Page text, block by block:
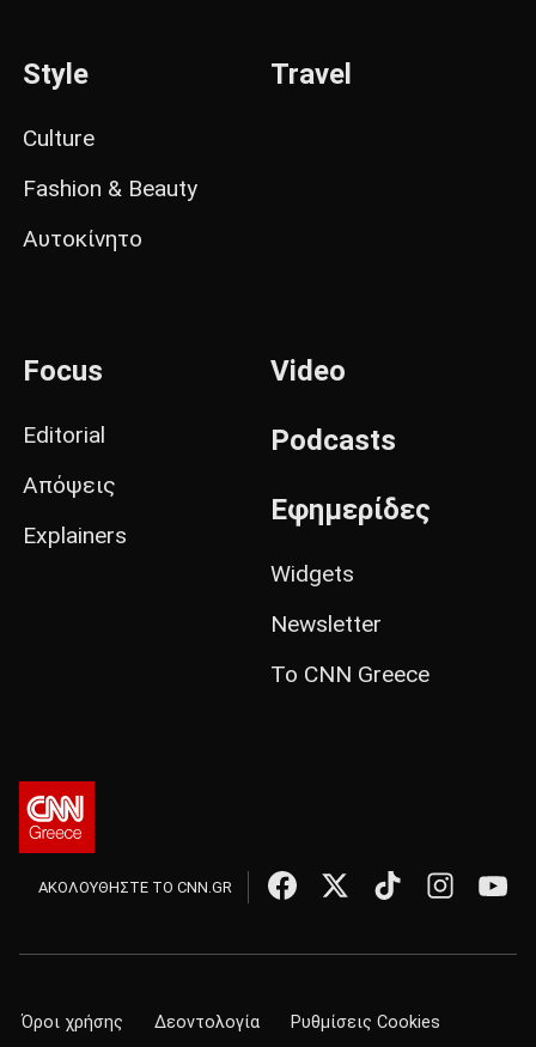
Style
Culture
Fashion & Beauty
Αυτοκίνητο
Travel
Focus
Editorial
Απόψεις
Explainers
Video
Podcasts
Εφημερίδες
Widgets
Newsletter
Το CNN Greece
ΑΚΟΛΟΥΘΗΣΤΕ ΤΟ CNN.GR
Όροι χρήσης Δεοντολογία Ρυθμίσεις Cookies